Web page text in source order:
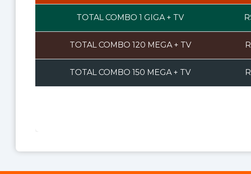
TOTAL COMBO 1 GIGA+ TV
TOTAL COMBO 120 MEGA+ TV
TOTAL COMBO 150 MEGA+ TV